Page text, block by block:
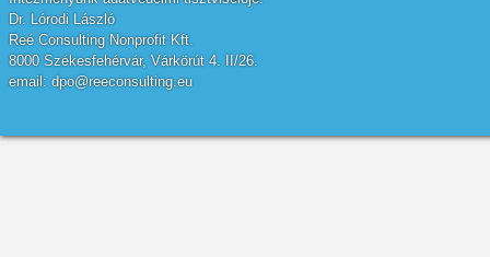
Dr. Lórodi László
Reé Consulting Nonprofit Kft.
8000 Székesfehérvár, Várkörút 4. II/26.
email: dpo@reeconsulting.eu